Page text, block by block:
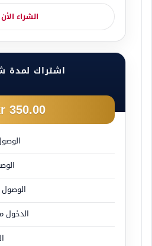
وقم بوضع مثلث التحذير على
باقي حركة
التالي :
يكون هناك لوحة صغيرة
رقم المخرج وتعني ايضاً
لوحة
الشراء الأن
اشتراك لمدة
350.00 kr
الدخول